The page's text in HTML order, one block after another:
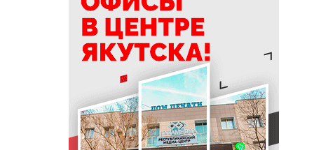
12:00
Главный инженер «Прометея»
Анна Грачева: 40 лет на
стройке
11:45
В Батагае установили
памятник реке Яне
11:37
Сербский снайпер Берич
высоко оценил подготовку
якутских стрелков